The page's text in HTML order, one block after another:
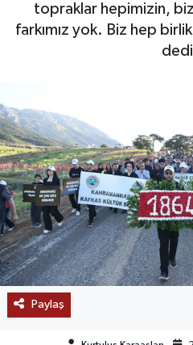
topraklar hepimizin,
farkımız yok. Biz hep
Paylaş
EĞİTİM
KEŞFET
POPÜLER
DÜNYA
TREND
MEDYA